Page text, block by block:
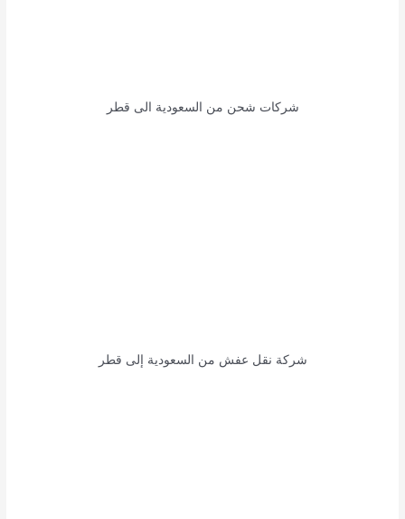
شركات شحن من السعودية الى قطر
شركة نقل عفش من السعودية إلى قطر